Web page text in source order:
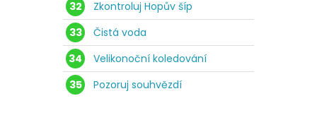
32
Zkontroluj Hopův šíp
33
Čistá voda
34
Velikonoční koledování
35
Pozoruj souhvězdí